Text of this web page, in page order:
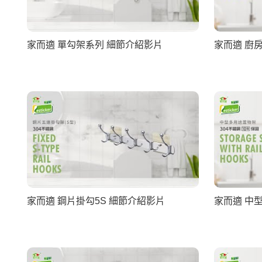
家而適 單勾架系列 細節介紹影片 家而適 廚
家而適 鋼片掛勾5S 細節介紹影片 家而適 中